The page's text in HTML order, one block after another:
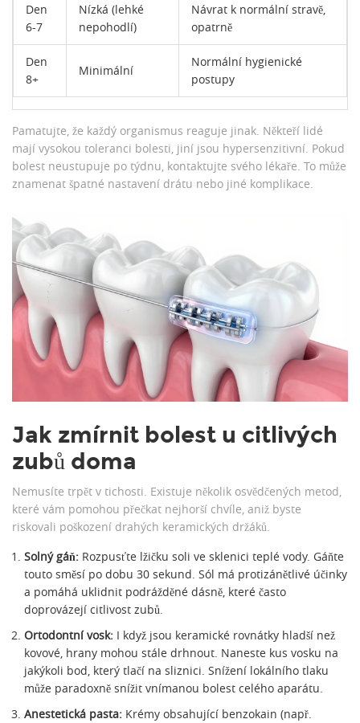
Den
6-7
Nízká (lehké
nepohodlí)
Návrat k normální stravě,
opatrně
Den
8+
Minimální
Normální hygienické
postupy
Pamatujte, že každý organismus reaguje jinak. Někteří lidé
mají vysokou toleranci bolesti, jiní jsou hypersenzitivní. Pokud
bolest neustupuje po týdnu, kontaktujte svého lékaře. To může
znamenat špatné nastavení drátu nebo jiné komplikace.
Jak zmírnit bolest u citlivých
zubů doma
Nemusíte trpět v tichosti. Existuje několik osvědčených metod,
které vám pomohou přečkat nejhorší chvíle, aniž byste
riskovali poškození drahých keramických držáků.
Solný gáň: Rozpusťte lžičku soli ve sklenici teplé vody. Gáňte
touto směsí po dobu 30 sekund. Sól má protizánětlivé účinky
a pomáhá uklidnit podrážděné dásně, které často
doprovázejí citlivost zubů.
Ortodontní vosk: I když jsou keramické rovnátky hladší než
kovové, hrany mohou stále drhnout. Naneste kus vosku na
jakýkoli bod, který tlačí na sliznici. Snížení lokálního tlaku
může paradoxně snížit vnímanou bolest celého aparátu.
Anestetická pasta: Krémy obsahující benzokain (např.